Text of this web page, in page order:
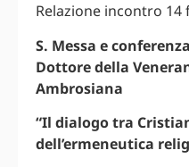
Relazione incontro 14
S. Messa e
Dottore della
Ambrosiana
“Il dialogo tra
dell’ermeneutica